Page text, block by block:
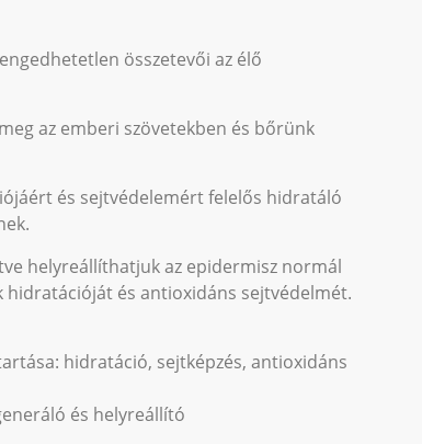
összetevői az élő
az emberi szövetekben és bőrünk
és sejtvédelemért felelős hidratáló
helyreállíthatjuk az epidermisz normál
hidratációját és antioxidáns sejtvédelmét.
hidratáció, sejtképzés, antioxidáns
és helyreállító